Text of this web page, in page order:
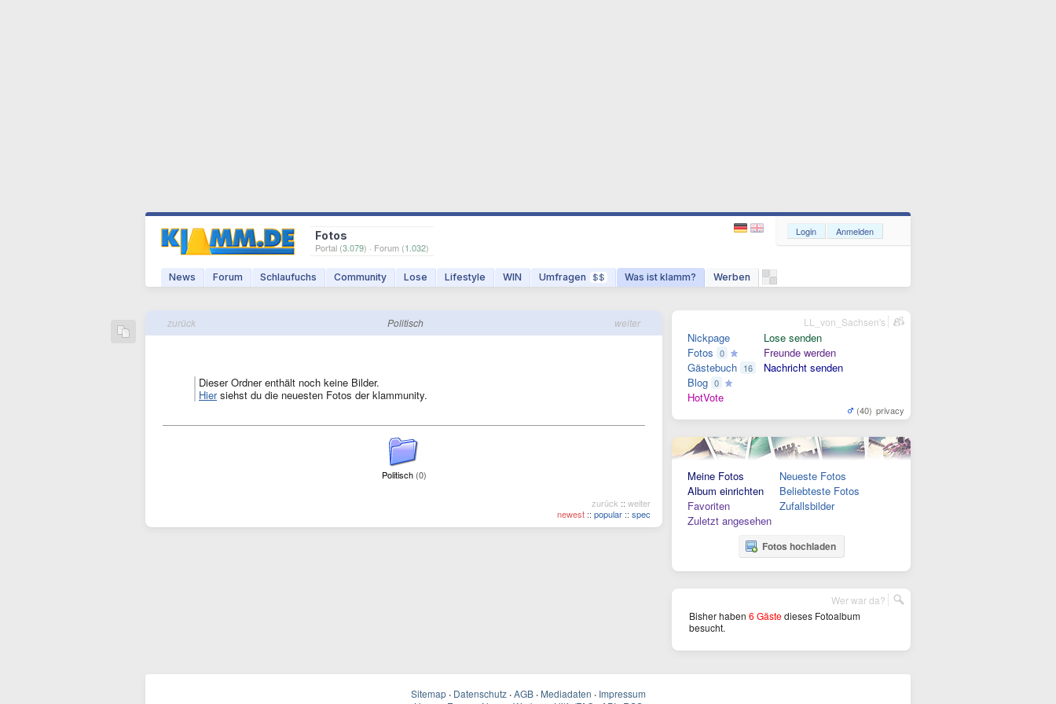
Fotos
Portal (3.079) · Forum (1.032)
News Forum Schlaufuchs Community Lose Lifestyle WIN Umfragen $$ Was ist klamm? Werben
Login Anmelden
zurück weiter
Politisch
Dieser Ordner enthält noch keine Bilder.
Hiersiehst du die neuesten Fotos der klammunity.
Politisch (0)
zurück :: weiter
newest :: popular :: spec
Nickpage
Fotos 0
Gästebuch 16
Blog 0
HotVote
Lose senden
Freunde werden
Nachricht senden
(40) privacy
LL_von_Sachsen's
Meine Fotos
Album einrichten
Favoriten
Zuletzt angesehen
Neueste Fotos
Beliebteste Fotos
Zufallsbilder
Fotos hochladen
Bisher haben 6 Gästedieses Fotoalbum
besucht.
Wer war da?
Sitemap · Datenschutz · AGB · Mediadaten · Impressum